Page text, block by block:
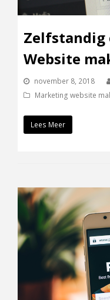
Zelfstandig
Website
november 8, 2018
Marketing website
Lees Meer